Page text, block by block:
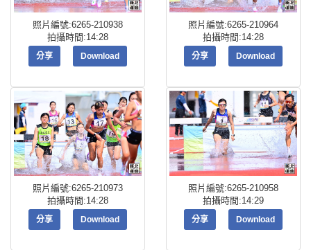
照片編號:6265-210938
拍攝時間:14:28
分享 Download
照片編號:6265-210964
拍攝時間:14:28
分享 Download
照片編號:6265-210973
拍攝時間:14:28
分享 Download
照片編號:6265-210958
拍攝時間:14:29
分享 Download